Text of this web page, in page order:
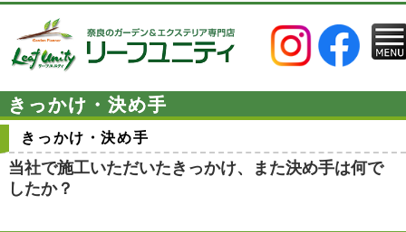
きっかけ・決め手
きっかけ・決め手
当社で施工いただいたきっかけ、また決め手は何で
したか？